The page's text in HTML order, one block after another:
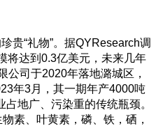
贵“礼物”。据QYResearch调
将达到0.3亿美元，未来几年
司于2020年落地潞城区，
年3月，其一期年产4000吨
地广、污染重的传统瓶颈。
素、叶黄素，磷、铁，硒，